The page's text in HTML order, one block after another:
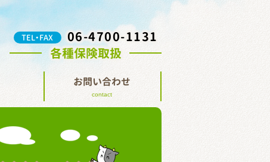
TEL・FAX
06-4700-1131
各種保険取扱
お問い合わせ
contact